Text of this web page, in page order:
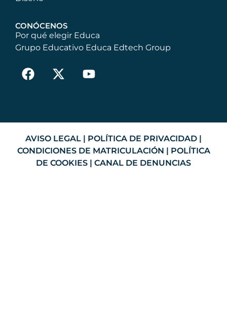
CONÓCENOS
Por qué elegir Educa
Grupo Educativo Educa Edtech Group
AVISO LEGAL | POLÍTICA DE PRIVACIDAD |
CONDICIONES DE MATRICULACIÓN | POLÍTICA
DE COOKIES | CANAL DE DENUNCIAS